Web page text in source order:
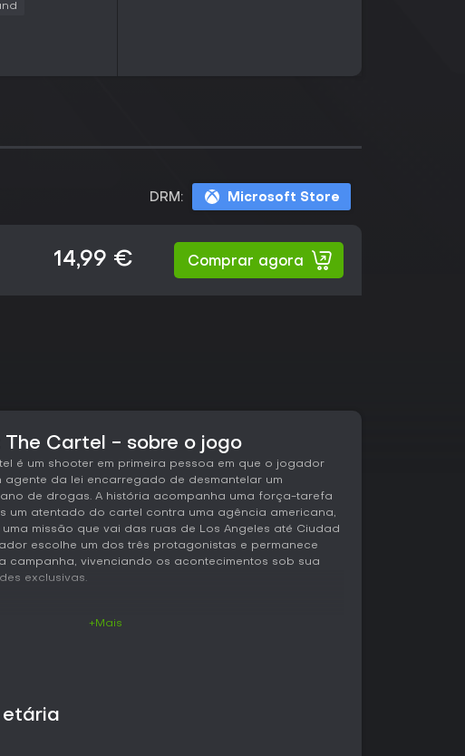
DRM: Microsoft Store
14,99 € Comprar agora
The Cartel - sobre o jogo
é um shooter em primeira pessoa em que o jogador
agente da lei encarregado de desmantelar um
de drogas. A história acompanha uma força-tarefa
um atentado do cartel contra uma agência americana,
missão que vai das ruas de Los Angeles até Ciudad
escolhe um dos três protagonistas e permanece
campanha, vivenciando os acontecimentos sob sua
exclusivas.
armas e objetivos pessoais que influenciam o desenrolar
novas opções liberadas conforme o progresso.
marcantes são as agendas secretas atribuídas a cada
+Mais